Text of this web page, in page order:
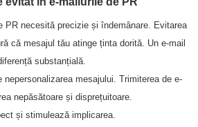
PR necesită precizie și îndemânare. Evitarea
că mesajul tău atinge ținta dorită. Un e-mail
substanțială.
mesajului. Trimiterea de e-
nepăsătoare și disprețuitoare.
și stimulează implicarea.